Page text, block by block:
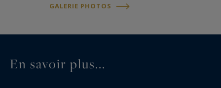
GALERIE PHOTOS
En savoir plus...